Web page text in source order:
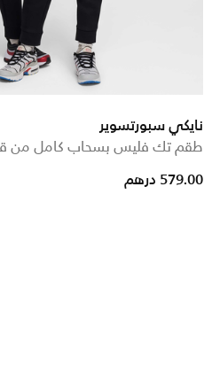
نايكي سبورتسوير
طقم تك فليس بسحاب كامل من
579.00 درهم